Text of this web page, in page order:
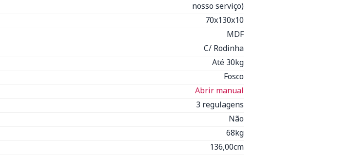
nosso serviço)
70x130x10
MDF
C/ Rodinha
Até 30kg
Fosco
Abrir manual
3 regulagens
Não
68kg
136,00cm